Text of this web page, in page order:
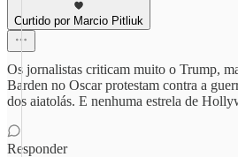
Curtido por Marcio Pitliuk
Os jornalistas criticam muito o Trump,
Barden no Oscar protestam contra a
dos aiatolás. E nenhuma estrela de
Responder